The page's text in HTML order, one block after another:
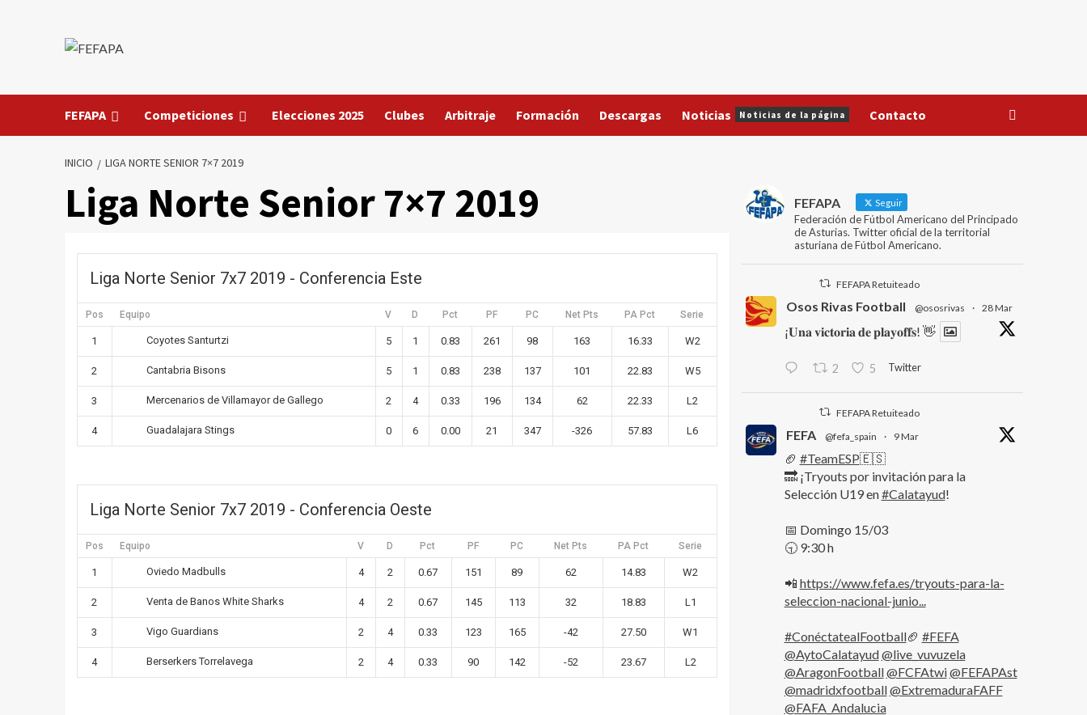
FEFAPA Competiciones Elecciones 2025 Clubes Arbitraje Formación Descargas Noticias Noticias de la página Contacto
INICIO LIGA NORTE SENIOR 7×7 2019
Liga Norte Senior 7×7 2019
Liga Norte Senior 7x7 2019 - Conferencia Este
Pos Equipo V D Pct PF PC Net Pts PA Pct Serie
1 Coyotes Santurtzi 5 1 0.83 261 98 163 16.33 W2
2 Cantabria Bisons 5 1 0.83 238 137 101 22.83 W5
3 Mercenarios de Villamayor de Gallego 2 4 0.33 196 134 62 22.33 L2
4 Guadalajara Stings 0 6 0.00 21 347 -326 57.83 L6
Liga Norte Senior 7x7 2019 - Conferencia Oeste
Pos Equipo V D Pct PF PC Net Pts PA Pct Serie
1 Oviedo Madbulls 4 2 0.67 151 89 62 14.83 W2
2 Venta de Banos White Sharks 4 2 0.67 145 113 32 18.83 L1
3 Vigo Guardians 2 4 0.33 123 165 -42 27.50 W1
4 Berserkers Torrelavega 2 4 0.33 90 142 -52 23.67 L2
FEFAPA Seguir
Federación de Fútbol Americano del Principado
de Asturias. Twitter oficial de la territorial
asturiana de Fútbol Americano.
FEFAPA Retuiteado
Osos Rivas Football @ososrivas · 28 Mar
¡𝐔𝐧𝐚 𝐯𝐢𝐜𝐭𝐨𝐫𝐢𝐚 𝐝𝐞 𝐩𝐥𝐚𝐲𝐨𝐟𝐟𝐬! 👋
2 5 Twitter
FEFAPA Retuiteado
FEFA @fefa_spain · 9 Mar
🏈 #TeamESP🇪🇸
🔜 ¡Tryouts por invitación para la
Selección U19 en#Calatayud!
📅 Domingo 15/03
🕤 9:30 h
📲 https://www.fefa.es/tryouts-para-la-
seleccion-nacional-junio...
#ConéctatealFootball🏈 #FEFA
@AytoCalatayud@live_vuvuzela
@AragonFootball@FCFAtwi@FEFAPAst
@madridxfootball@ExtremaduraFAFF
@FAFA_Andalucia